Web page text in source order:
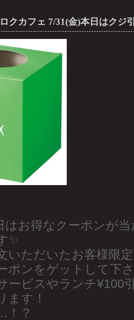
クカフェ 7/31(金)本日はクジ
はお得なクーポンが
✨
いただいたお客様限
ポンをゲットして下
ービスやランチ¥100
ます！
！？